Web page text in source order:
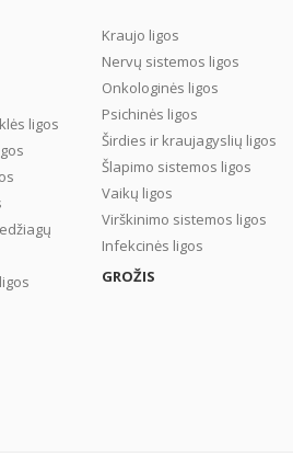
ligos
Kraujo ligos
Nervų sistemos ligos
Onkologinės ligos
Psichinės ligos
Širdies ir kraujagyslių ligos
Šlapimo sistemos ligos
Vaikų ligos
Virškinimo sistemos ligos
Infekcinės ligos
GROŽIS